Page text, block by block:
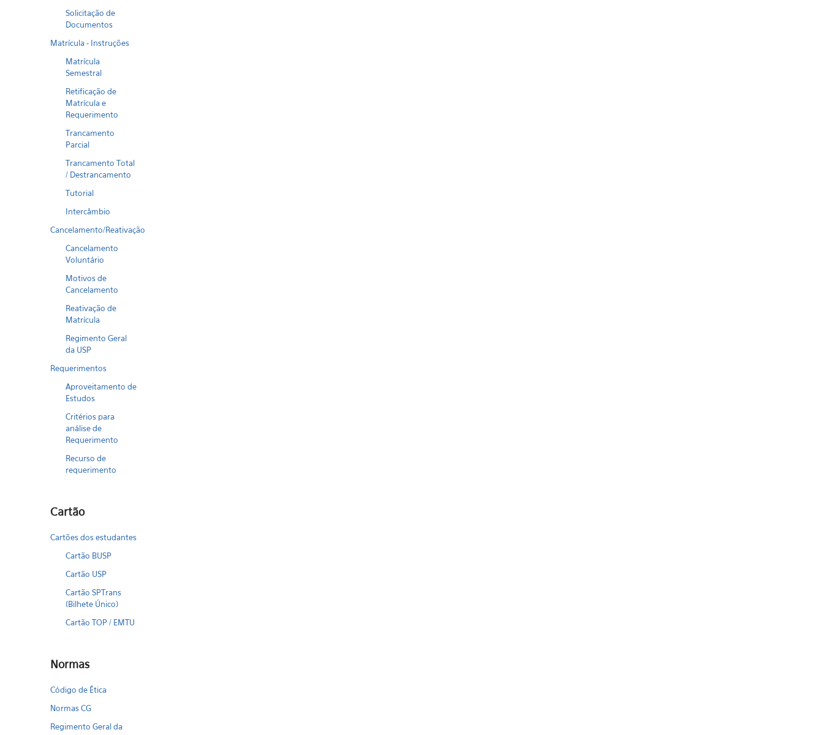
Solicitação de
Documentos
Matrícula - Instruções
Matrícula
Semestral
Retificação de
Matrícula e
Requerimento
Trancamento
Parcial
Trancamento Total
/ Destrancamento
Tutorial
Intercâmbio
Cancelamento/Reativação
Cancelamento
Voluntário
Motivos de
Cancelamento
Reativação de
Matrícula
Regimento Geral
da USP
Requerimentos
Aproveitamento de
Estudos
Critérios para
análise de
Requerimento
Recurso de
requerimento
Cartão
Cartões dos estudantes
Cartão BUSP
Cartão USP
Cartão SPTrans
(Bilhete Único)
Cartão TOP / EMTU
Normas
Código de Ética
Normas CG
Regimento Geral da